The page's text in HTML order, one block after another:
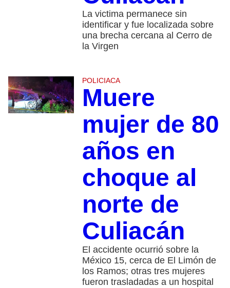
La victima permanece sin
identificar y fue localizada sobre
una brecha cercana al Cerro de
la Virgen
POLICIACA
Muere
mujer de 80
años en
choque al
norte de
Culiacán
El accidente ocurrió sobre la
México 15, cerca de El Limón de
los Ramos; otras tres mujeres
fueron trasladadas a un hospital